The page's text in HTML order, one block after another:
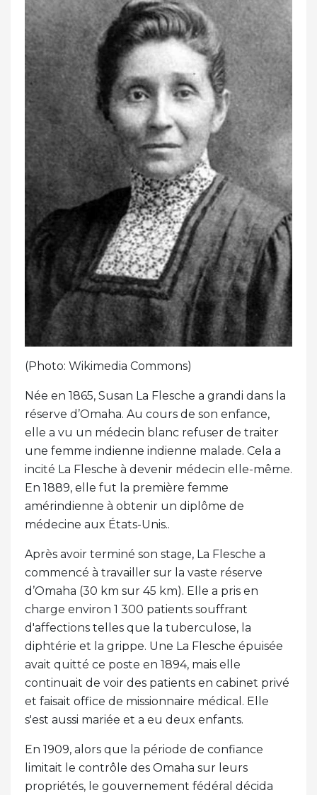
(Photo: Wikimedia Commons)
Née en 1865, Susan La Flesche a grandi dans la
réserve d’Omaha. Au cours de son enfance,
elle a vu un médecin blanc refuser de traiter
une femme indienne indienne malade. Cela a
incité La Flesche à devenir médecin elle-même.
En 1889, elle fut la première femme
amérindienne à obtenir un diplôme de
médecine aux États-Unis..
Après avoir terminé son stage, La Flesche a
commencé à travailler sur la vaste réserve
d’Omaha (30 km sur 45 km). Elle a pris en
charge environ 1 300 patients souffrant
d'affections telles que la tuberculose, la
diphtérie et la grippe. Une La Flesche épuisée
avait quitté ce poste en 1894, mais elle
continuait de voir des patients en cabinet privé
et faisait office de missionnaire médical. Elle
s'est aussi mariée et a eu deux enfants.
En 1909, alors que la période de confiance
limitait le contrôle des Omaha sur leurs
propriétés, le gouvernement fédéral décida